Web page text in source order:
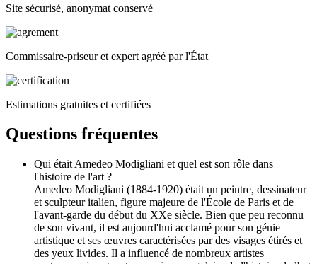
Site sécurisé, anonymat conservé
Commissaire-priseur et expert agréé par l'État
Estimations gratuites et certifiées
Questions fréquentes
Qui était Amedeo Modigliani et quel est son rôle dans
l'histoire de l'art ?
Amedeo Modigliani (1884-1920) était un peintre, dessinateur
et sculpteur italien, figure majeure de l'École de Paris et de
l'avant-garde du début du XXe siècle. Bien que peu reconnu
de son vivant, il est aujourd'hui acclamé pour son génie
artistique et ses œuvres caractérisées par des visages étirés et
des yeux livides. Il a influencé de nombreux artistes